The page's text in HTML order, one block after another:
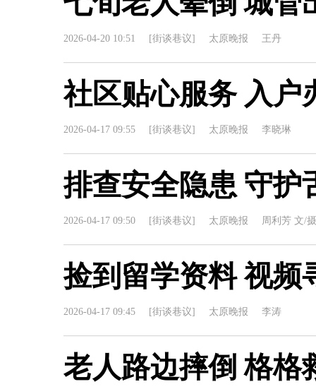
2026-04-20 10:51 [街谈巷议] 太原晚报 王丹
社区贴心服务 入户
2026-04-17 09:55 [街谈巷议] 太原晚报 李晓琳
排查安全隐患 守护
2026-04-17 09:50 [街谈巷议] 太原晚报 周利芳 文/摄
捡到留学资料 视频
2026-04-17 09:45 [街谈巷议] 太原晚报 李涛
老人路边摔倒 格格